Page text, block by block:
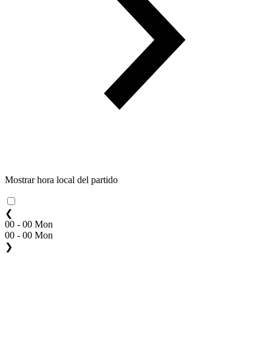
Mostrar hora local del partido
❮
00 - 00 Mon
00 - 00 Mon
❯